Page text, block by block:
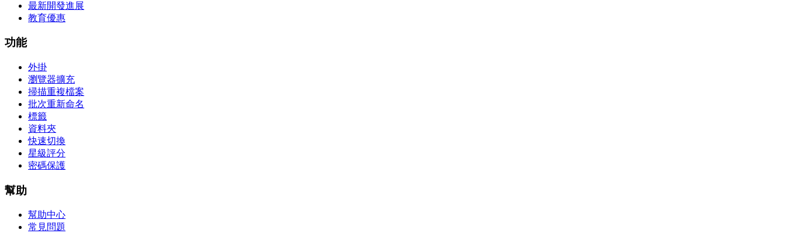
最新開發進展
教育優惠
功能
外掛
瀏覽器擴充
掃描重複檔案
批次重新命名
標籤
資料夾
快速切換
星級評分
密碼保護
幫助
幫助中心
常見問題